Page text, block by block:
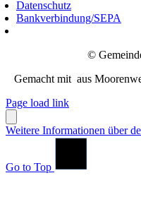
Datenschutz
Bankverbindung/SEPA
©
Gemacht mit aus
Page load link
Weitere Informationen über
Go to Top